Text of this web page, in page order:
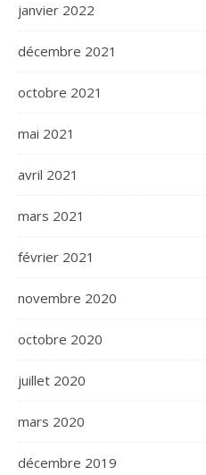
janvier 2022
décembre 2021
octobre 2021
mai 2021
avril 2021
mars 2021
février 2021
novembre 2020
octobre 2020
juillet 2020
mars 2020
décembre 2019